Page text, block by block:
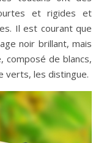
et rigides et
Il est courant que
noir brillant, mais
composé de blancs,
verts, les distingue.